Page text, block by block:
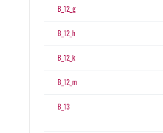
B_12_g
B_12_h
B_12_k
B_12_m
B_13